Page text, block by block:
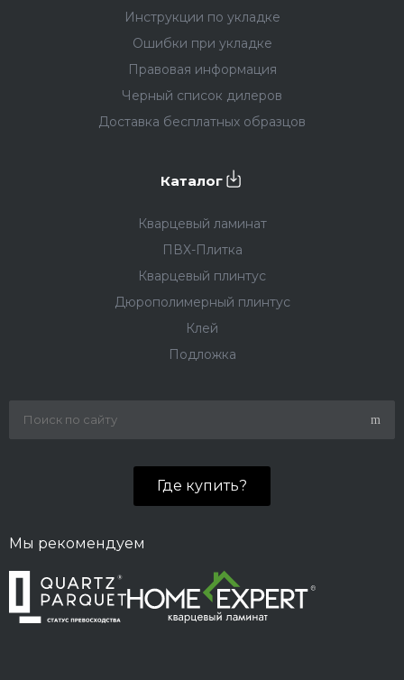
Инструкции по укладке
Ошибки при укладке
Правовая информация
Черный список дилеров
Доставка бесплатных образцов
Каталог
Кварцевый ламинат
ПВХ-Плитка
Кварцевый плинтус
Дюрополимерный плинтус
Клей
Подложка
Где купить?
Мы рекомендуем